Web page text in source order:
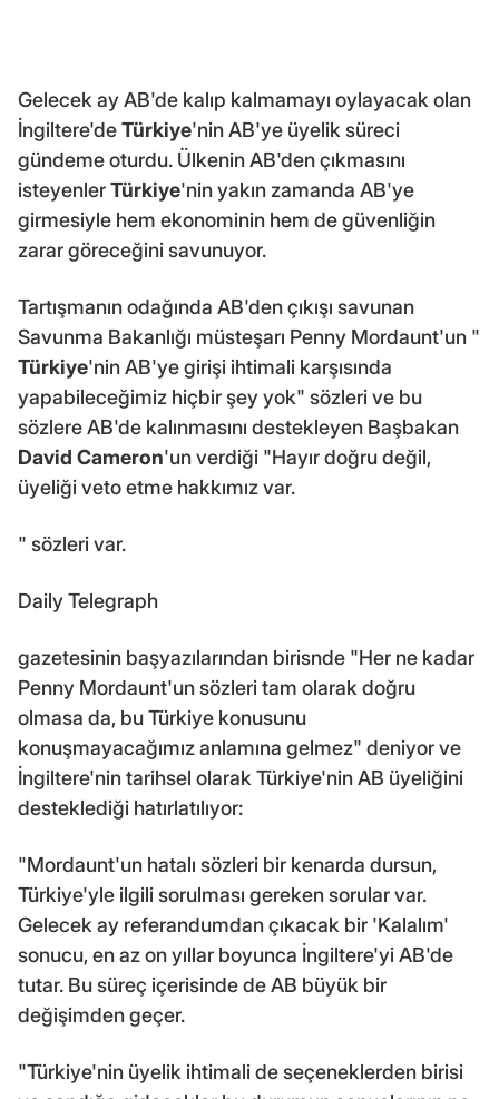
Gelecek ay AB'de kalıp kalmamayı oylayacak olan
İngiltere'deTürkiye'nin AB'ye üyelik süreci
gündeme oturdu. Ülkenin AB'den çıkmasını
isteyenlerTürkiye'nin yakın zamanda AB'ye
girmesiyle hem ekonominin hem de güvenliğin
zarar göreceğini savunuyor.
Tartışmanın odağında AB'den çıkışı savunan
Savunma Bakanlığı müsteşarı Penny Mordaunt'un "
Türkiye'nin AB'ye girişi ihtimali karşısında
yapabileceğimiz hiçbir şey yok" sözleri ve bu
sözlere AB'de kalınmasını destekleyen Başbakan
David Cameron'un verdiği "Hayır doğru değil,
üyeliği veto etme hakkımız var.
" sözleri var.
Daily Telegraph
gazetesinin başyazılarından birisnde "Her ne kadar
Penny Mordaunt'un sözleri tam olarak doğru
olmasa da, bu Türkiye konusunu
konuşmayacağımız anlamına gelmez" deniyor ve
İngiltere'nin tarihsel olarak Türkiye'nin AB üyeliğini
desteklediği hatırlatılıyor:
"Mordaunt'un hatalı sözleri bir kenarda dursun,
Türkiye'yle ilgili sorulması gereken sorular var.
Gelecek ay referandumdan çıkacak bir 'Kalalım'
sonucu, en az on yıllar boyunca İngiltere'yi AB'de
tutar. Bu süreç içerisinde de AB büyük bir
değişimden geçer.
"Türkiye'nin üyelik ihtimali de seçeneklerden birisi